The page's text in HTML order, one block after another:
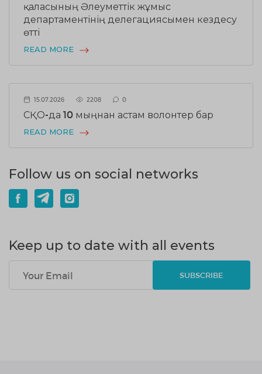
қаласының Әлеуметтік жұмыс
департаментінің делегациясымен кездесу
өтті
READ MORE
15.07.2026 2208 0
СҚО-да 10 мыңнан астам волонтер бар
READ MORE
Follow us on social networks
Keep up to date with all events
SUBSCRIBE